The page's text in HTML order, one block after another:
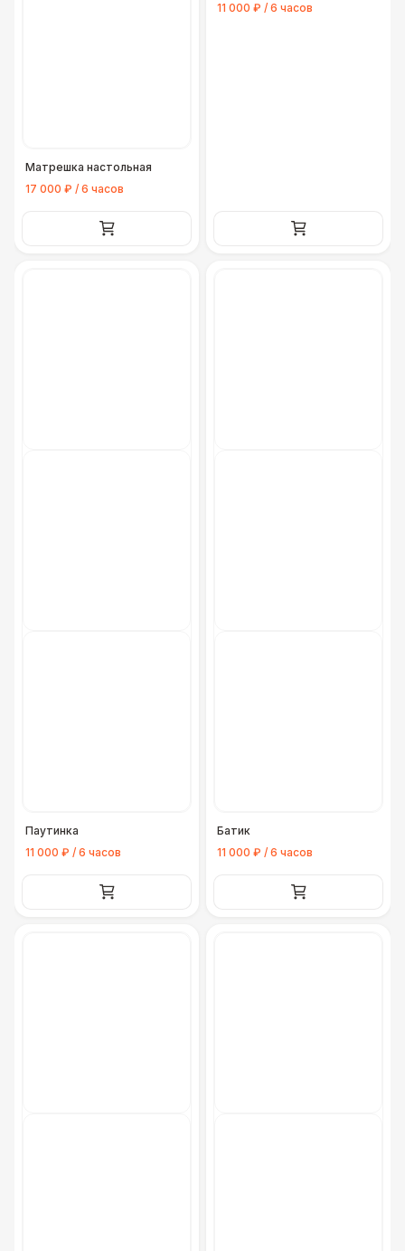
Матрешка настольная
17 000 ₽ / 6 часов
11 000 ₽ / 6 часов
Паутинка
11 000 ₽ / 6 часов
Батик
11 000 ₽ / 6 часов